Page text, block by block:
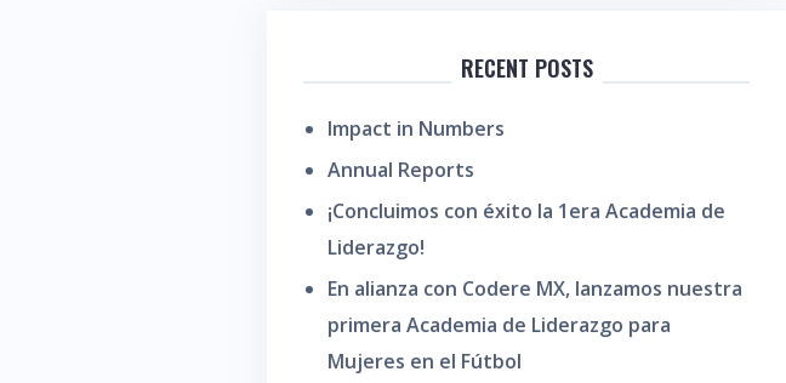
RECENT POSTS
Impact in Numbers
Annual Reports
¡Concluimos con éxito la 1era Academia de
Liderazgo!
En alianza con Codere MX, lanzamos nuestra
primera Academia de Liderazgo para
Mujeres en el Fútbol